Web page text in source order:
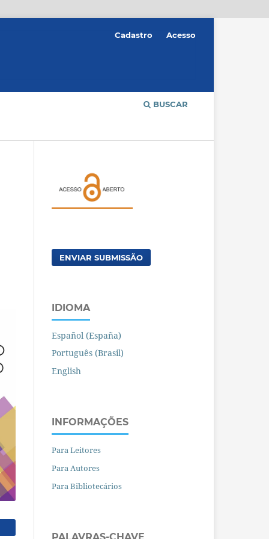
BUSCAR
Cadastro Acesso
ENVIAR SUBMISSÃO
IDIOMA
Español (España)
Português (Brasil)
English
INFORMAÇÕES
Para Leitores
Para Autores
Para Bibliotecários